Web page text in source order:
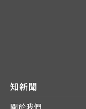
知新聞